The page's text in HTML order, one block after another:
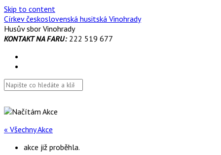
Skip to content
Církev československá husitská Vinohrady
Husův sbor Vinohrady
KONTAKT NA FARU:222 519 677
« Všechny Akce
akce již proběhla.